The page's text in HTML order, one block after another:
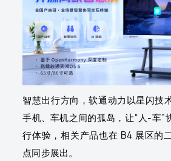
智慧出行方向，软通动力以星闪技
手机、车机之间的孤岛，让“人-车”
行体验，相关产品也在 B4 展区的
点同步展出。